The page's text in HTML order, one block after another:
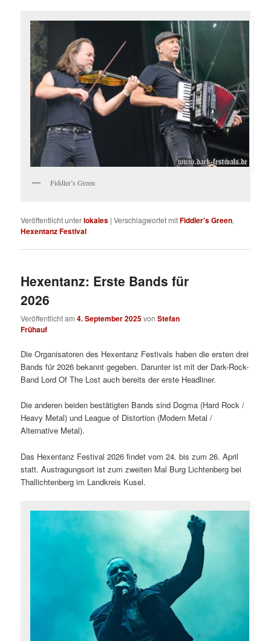
Fiddler’s Green
Veröffentlicht unterlokales |Verschlagwortet mitFiddler's Green,
Hexentanz Festival
Hexentanz: Erste Bands für
2026
Veröffentlicht am4. September 2025vonStefan
Frühauf
Die Organisatoren des Hexentanz Festivals haben die ersten drei
Bands für 2026 bekannt gegeben. Darunter ist mit der Dark-Rock-
Band Lord Of The Lost auch bereits der erste Headliner.
Die anderen beiden bestätigten Bands sind Dogma (Hard Rock /
Heavy Metal) und League of Distortion (Modern Metal /
Alternative Metal).
Das Hexentanz Festival 2026 findet vom 24. bis zum 26. April
statt. Austragungsort ist zum zweiten Mal Burg Lichtenberg bei
Thallichtenberg im Landkreis Kusel.